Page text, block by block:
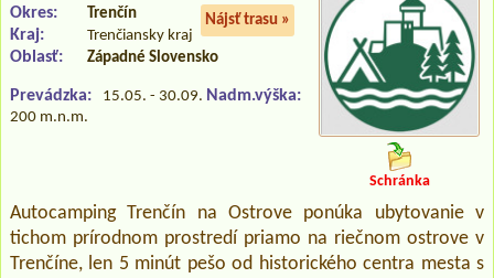
Nájsť trasu »
Okres: Trenčín
Kraj: Trenčiansky kraj
Oblasť: Západné Slovensko
Prevádzka: 15.05. - 30.09. Nadm.výška:
200 m.n.m.
Schránka
Autocamping Trenčín na Ostrove ponúka ubytovanie v
tichom prírodnom prostredí priamo na riečnom ostrove v
Trenčíne, len 5 minút pešo od historického centra mesta s